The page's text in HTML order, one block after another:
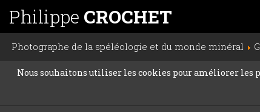
Philippe CROCHET
Photographe de la spéléologie et du monde minéral
Nous souhaitons utiliser les cookies pour améliorer les